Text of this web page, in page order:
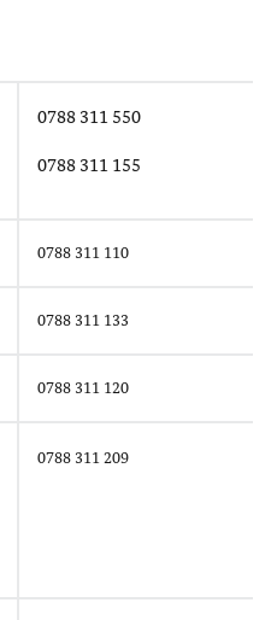
0788 311 550
0788 311 155
0788 311 110
0788 311 133
0788 311 120
0788 311 209